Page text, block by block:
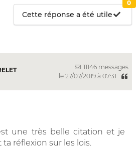
Cette réponse a été utile
0
11146 messages
le 27/07/2019 à 07:31
une très belle citation et je
réflexion sur les lois.